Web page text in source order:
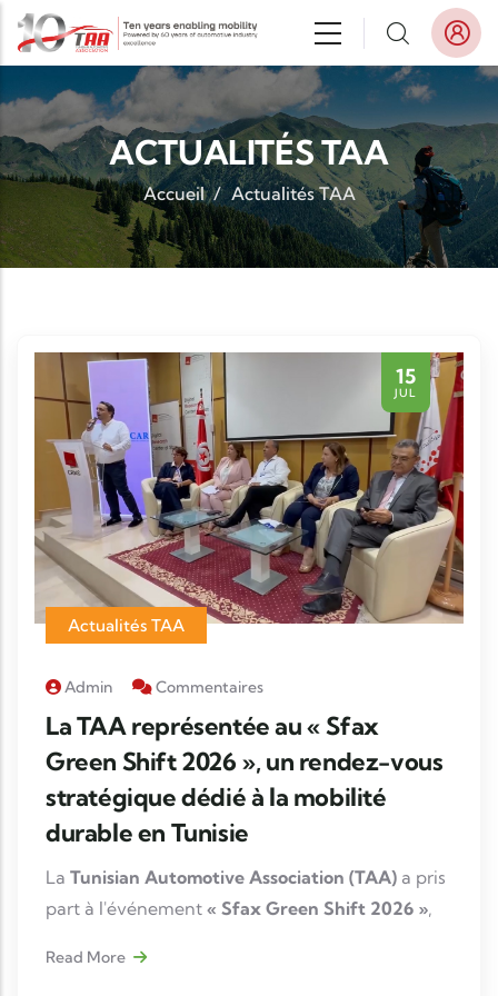
Aller au contenu principal
ACTUALITÉS TAA
Accueil / Actualités TAA
15
JUL
Actualités TAA
Admin Commentaires
La TAA représentée au « Sfax
Green Shift 2026 », un rendez-vous
stratégique dédié à la mobilité
durable en Tunisie
La Tunisian Automotive Association (TAA) a pris
part à l'événement « Sfax Green Shift 2026 »,
participation de sa Directrice Générale,
Read More